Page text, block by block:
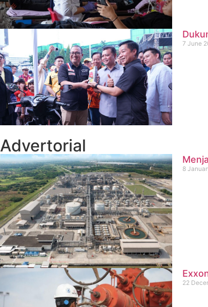
7 June
Advertorial
8
22